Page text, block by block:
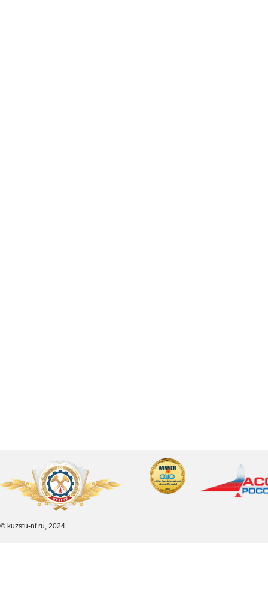
© kuzstu-nf.ru, 2024